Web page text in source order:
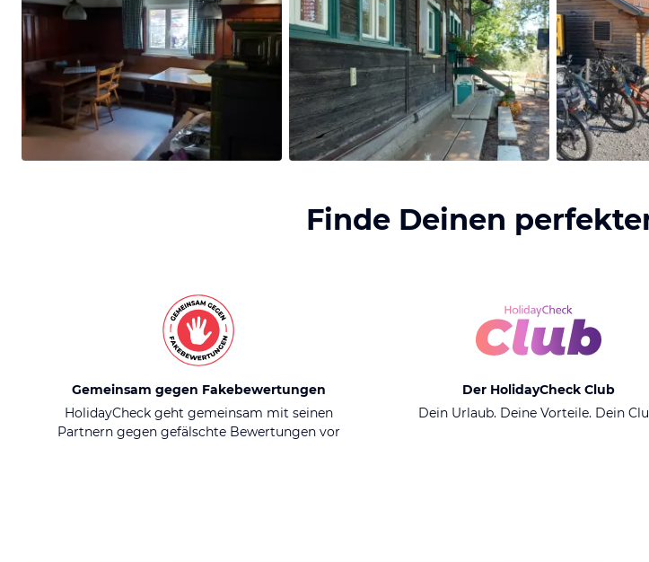
Finde Deinen
Gemeinsam gegen Fakebewertungen
HolidayCheck geht gemeinsam mit seinen
Partnern gegen gefälschte Bewertungen vor
Der HolidayCheck Club
Dein Urlaub. Deine Vorteile. Dein